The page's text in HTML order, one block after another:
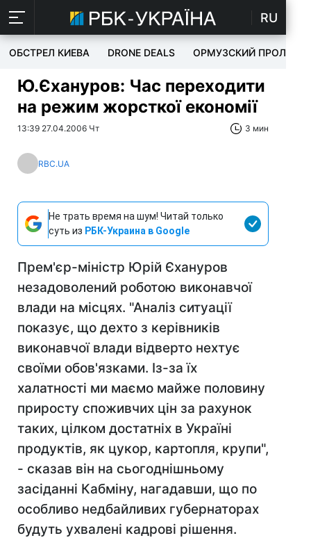
RU
ОБСТРЕЛ КИЕВА DRONE DEALS ОРМУЗСКИЙ ПРОЛИВ
Ю.Єхануров: Час переходити
на режим жорсткої економії
13:39 27.04.2006 Чт 3 мин
RBC.UA
Не трать время на шум! Читай только
суть из РБК-Украина в Google
Прем'єр-міністр Юрій Єхануров
незадоволений роботою виконавчої
влади на місцях. "Аналіз ситуації
показує, що дехто з керівників
виконавчої влади відверто нехтує
своїми обов'язками. Із-за їх
халатності ми маємо майже половину
приросту споживчих цін за рахунок
таких, цілком достатніх в Україні
продуктів, як цукор, картопля, крупи",
- сказав він на сьогоднішньому
засіданні Кабміну, нагадавши, що по
особливо недбайливих губернаторах
будуть ухвалені кадрові рішення.